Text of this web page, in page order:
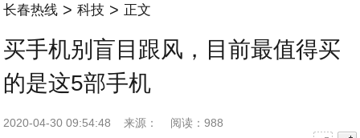
长春热线 > 科技 > 正文
买手机别盲目跟风，目前最值得买
的是这5部手机
2020-04-30 09:54:48 来源：
阅读：988